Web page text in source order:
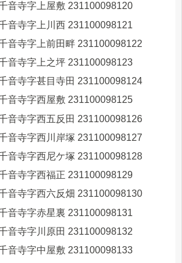
音寺字上屋敷 231100098120
音寺字上川西 231100098121
音寺字上前田畔 231100098122
音寺字上之坪 231100098123
音寺字甚目寺田 231100098124
音寺字西屋敷 231100098125
音寺字西五反田 231100098126
音寺字西川岸塚 231100098127
音寺字西尼ケ塚 231100098128
音寺字西福正 231100098129
音寺字西六反畑 231100098130
音寺字赤星裏 231100098131
音寺字川原田 231100098132
音寺字中屋敷 231100098133